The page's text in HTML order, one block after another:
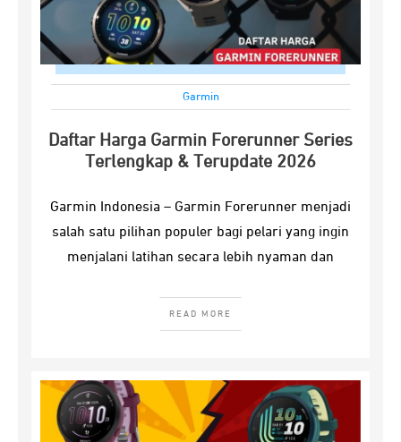
Garmin
Daftar Harga Garmin Forerunner Series
Terlengkap & Terupdate 2026
Garmin Indonesia – Garmin Forerunner menjadi
salah satu pilihan populer bagi pelari yang ingin
menjalani latihan secara lebih nyaman dan
READ MORE